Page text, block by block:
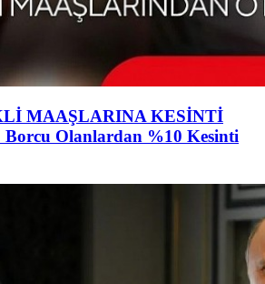
MAAŞLARINA KESİNTİ
Olanlardan %10 Kesinti